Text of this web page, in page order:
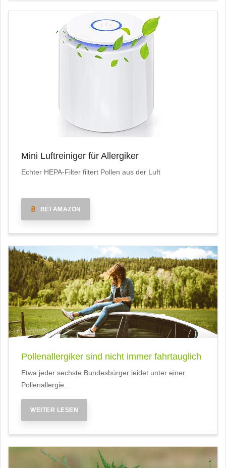
Mini Luftreiniger für Allergiker
Echter HEPA-Filter filtert Pollen aus der Luft
BEI AMAZON
Pollenallergiker sind nicht immer fahrtauglich
Etwa jeder sechste Bundesbürger leidet unter einer
Pollenallergie...
WEITER LESEN